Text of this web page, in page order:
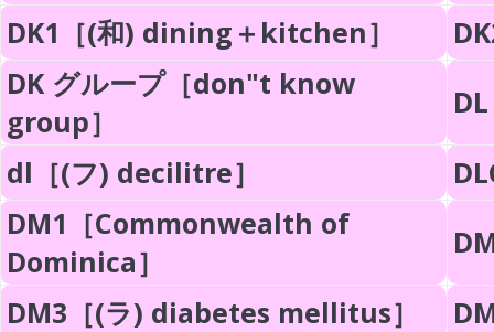
DK1［(和) dining＋kitchen］
DK グループ［don"t know
group］
dl［(フ) decilitre］
DM1［Commonwealth of
Dominica］
DM3［(ラ) diabetes mellitus］